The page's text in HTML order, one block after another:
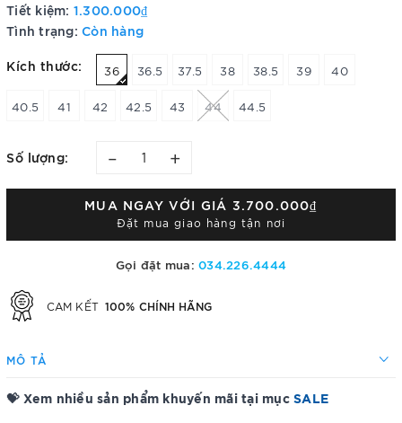
Tiết kiệm: 1.300.000₫
Tình trạng: Còn hàng
Kích thước: 36 36.5 37.5 38 38.5 39 40
40.5 41 42 42.5 43 44 44.5
Số lượng: – +
MUA NGAY VỚI GIÁ 3.700.000₫
Đặt mua giao hàng tận nơi
Gọi đặt mua:034.226.4444
CAM KẾT 100% CHÍNH HÃNG
MÔ TẢ
💝 Xem nhiều sản phẩm khuyến mãi tại mục SALE